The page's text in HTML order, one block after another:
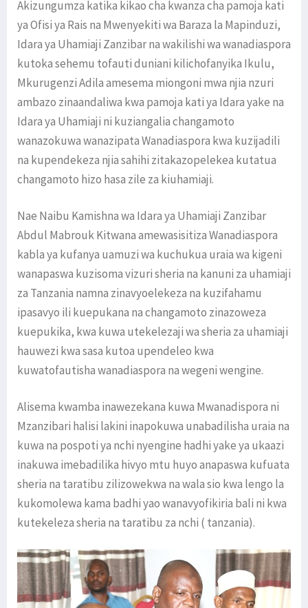
Akizungumza katika kikao cha kwanza cha pamoja kati
ya Ofisi ya Rais na Mwenyekiti wa Baraza la Mapinduzi,
Idara ya Uhamiaji Zanzibar na wakilishi wa wanadiaspora
kutoka sehemu tofauti duniani kilichofanyika Ikulu,
Mkurugenzi Adila amesema miongoni mwa njia nzuri
ambazo zinaandaliwa kwa pamoja kati ya Idara yake na
Idara ya Uhamiaji ni kuziangalia changamoto
wanazokuwa wanazipata Wanadiaspora kwa kuzijadili
na kupendekeza njia sahihi zitakazopelekea kutatua
changamoto hizo hasa zile za kiuhamiaji.
Nae Naibu Kamishna wa Idara ya Uhamiaji Zanzibar
Abdul Mabrouk Kitwana amewasisitiza Wanadiaspora
kabla ya kufanya uamuzi wa kuchukua uraia wa kigeni
wanapaswa kuzisoma vizuri sheria na kanuni za uhamiaji
za Tanzania namna zinavyoelekeza na kuzifahamu
ipasavyo ili kuepukana na changamoto zinazoweza
kuepukika, kwa kuwa utekelezaji wa sheria za uhamiaji
hauwezi kwa sasa kutoa upendeleo kwa
kuwatofautisha wanadiaspora na wegeni wengine.
Alisema kwamba inawezekana kuwa Mwanadispora ni
Mzanzibari halisi lakini inapokuwa unabadilisha uraia na
kuwa na pospoti ya nchi nyengine hadhi yake ya ukaazi
inakuwa imebadilika hivyo mtu huyo anapaswa kufuata
sheria na taratibu zilizowekwa na wala sio kwa lengo la
kukomolewa kama badhi yao wanavyofikiria bali ni kwa
kutekeleza sheria na taratibu za nchi ( tanzania).